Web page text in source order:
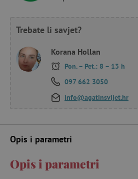
Trebate li savjet?
Korana Hollan
Pon. – Pet.: 8 – 13 h
097 662 3050
info@agatinsvijet.hr
Opis i parametri
Opis i parametri